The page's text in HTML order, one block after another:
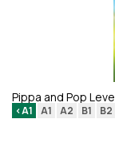
Pippa and Pop
<A1 A1 A2 B1 B2